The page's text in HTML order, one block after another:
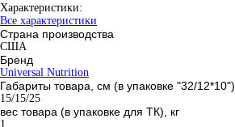
Характеристики:
Все характеристики
Страна производства
США
Бренд
Universal Nutrition
Габариты товара, см (в упаковке "32/12*10")
15/15/25
вес товара (в упаковке для ТК), кг
1